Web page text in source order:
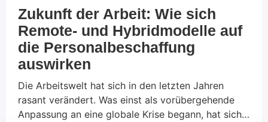
Zukunft der Arbeit: Wie sich
Remote- und Hybridmodelle auf
die Personalbeschaffung
auswirken
Die Arbeitswelt hat sich in den letzten Jahren
rasant verändert. Was einst als vorübergehende
Anpassung an eine globale Krise begann, hat sich